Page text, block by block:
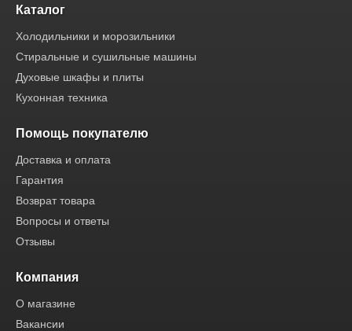
Каталог
Холодильники и морозильники
Стиральные и сушильные машины
Духовые шкафы и плиты
Кухонная техника
Помощь покупателю
Доставка и оплата
Гарантия
Возврат товара
Вопросы и ответы
Отзывы
Компания
О магазине
Вакансии